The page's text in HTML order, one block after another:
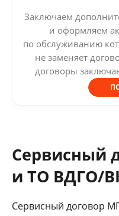
Заключаем
и оформляем
по обслуживанию
не заменяет
договоры
Сервисный
и ТО ВДГО/
Сервисный договор